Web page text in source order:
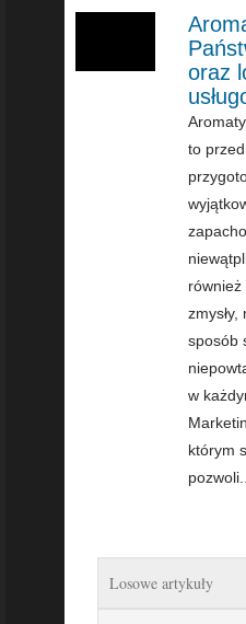
oraz
to
również
sposób
w
którym
pozwoli...
Losowe artykuły